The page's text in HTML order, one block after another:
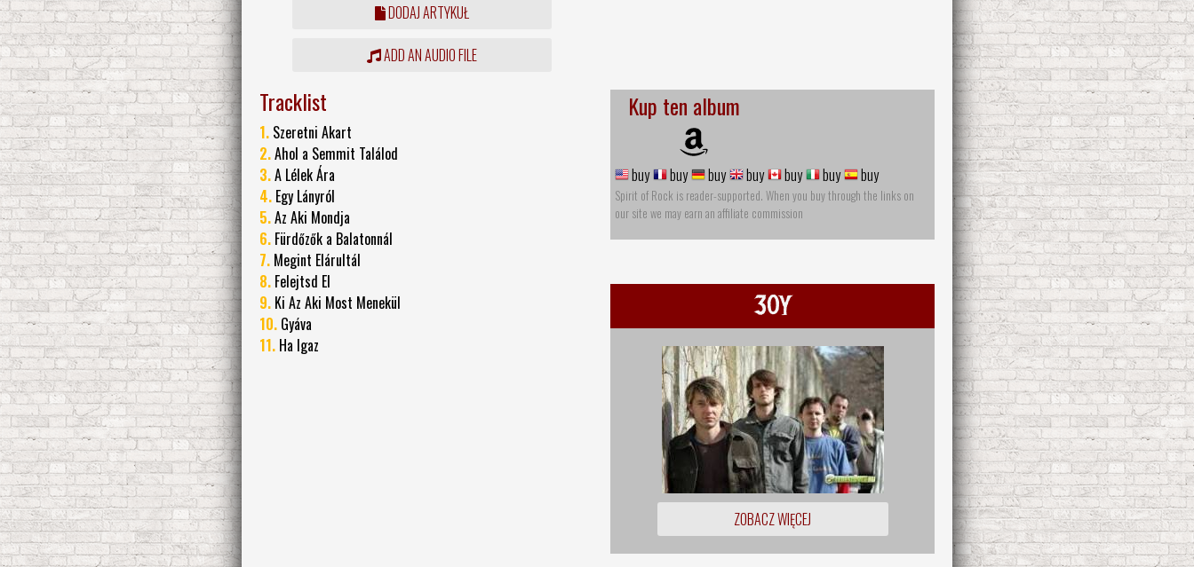
DODAJ ARTYKUŁ
ADD AN AUDIO FILE
Tracklist
1. Szeretni Akart
2.Ahol a Semmit Találod
3.A Lélek Ára
4. Egy Lányról
5.Az Aki Mondja
6. Fürdőzők a Balatonnál
7. Megint Elárultál
8. Felejtsd El
9. Ki Az Aki Most Menekül
10. Gyáva
11. Ha Igaz
Kup ten album
buy buy buy buy buy buy buy
Spirit of Rock is reader-supported. When you buy through the links on
our site we may earn an affiliate commission
30Y
ZOBACZ WIĘCEJ